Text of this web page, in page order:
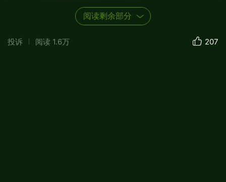
（诗）月华和韵，情寄远方
阅读剩余部分
投诉 阅读 1.6万 207